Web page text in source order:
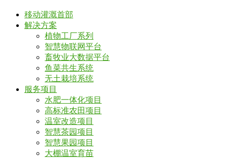
移动灌溉首部
解决方案
植物工厂系列
智慧物联网平台
畜牧业大数据平台
鱼菜共生系统
无土栽培系统
服务项目
水肥一体化项目
高标准农田项目
温室改造项目
智慧茶园项目
智慧果园项目
大棚温室育苗